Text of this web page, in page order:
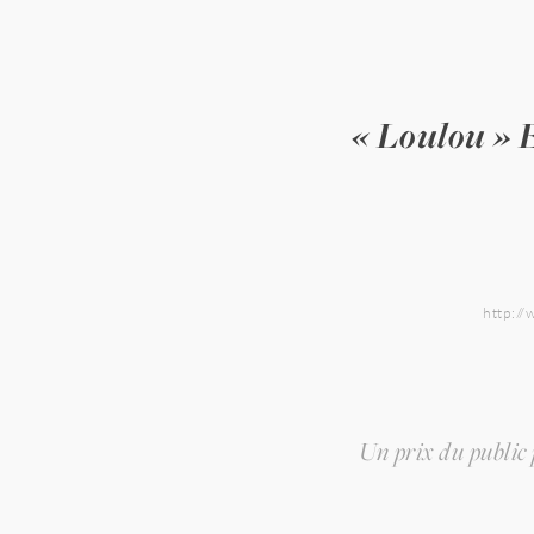
« Loulou »
http://
Un prix du public